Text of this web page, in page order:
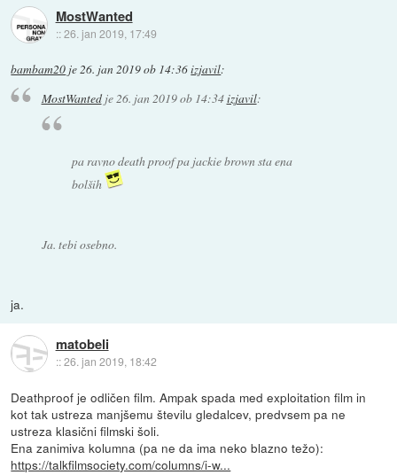
MostWanted
::26. jan 2019, 17:49
bambam20 je26. jan 2019 ob 14:36izjavil:
MostWantedje26. jan 2019 ob 14:34izjavil:
pa ravno death proof pa jackie brown sta ena
bolših
Ja. tebi osebno.
ja.
matobeli
::26. jan 2019, 18:42
Deathproof je odličen film. Ampak spada med exploitation film in
kot tak ustreza manjšemu številu gledalcev, predvsem pa ne
ustreza klasični filmski šoli.
Ena zanimiva kolumna (pa ne da ima neko blazno težo):
https://talkfilmsociety.com/columns/i-w...